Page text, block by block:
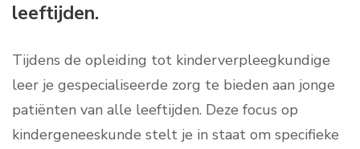
leeftijden.
Tijdens de opleiding tot kinderverpleegkundige
leer je gespecialiseerde zorg te bieden aan jonge
patiënten van alle leeftijden. Deze focus op
kindergeneeskunde stelt je in staat om specifieke